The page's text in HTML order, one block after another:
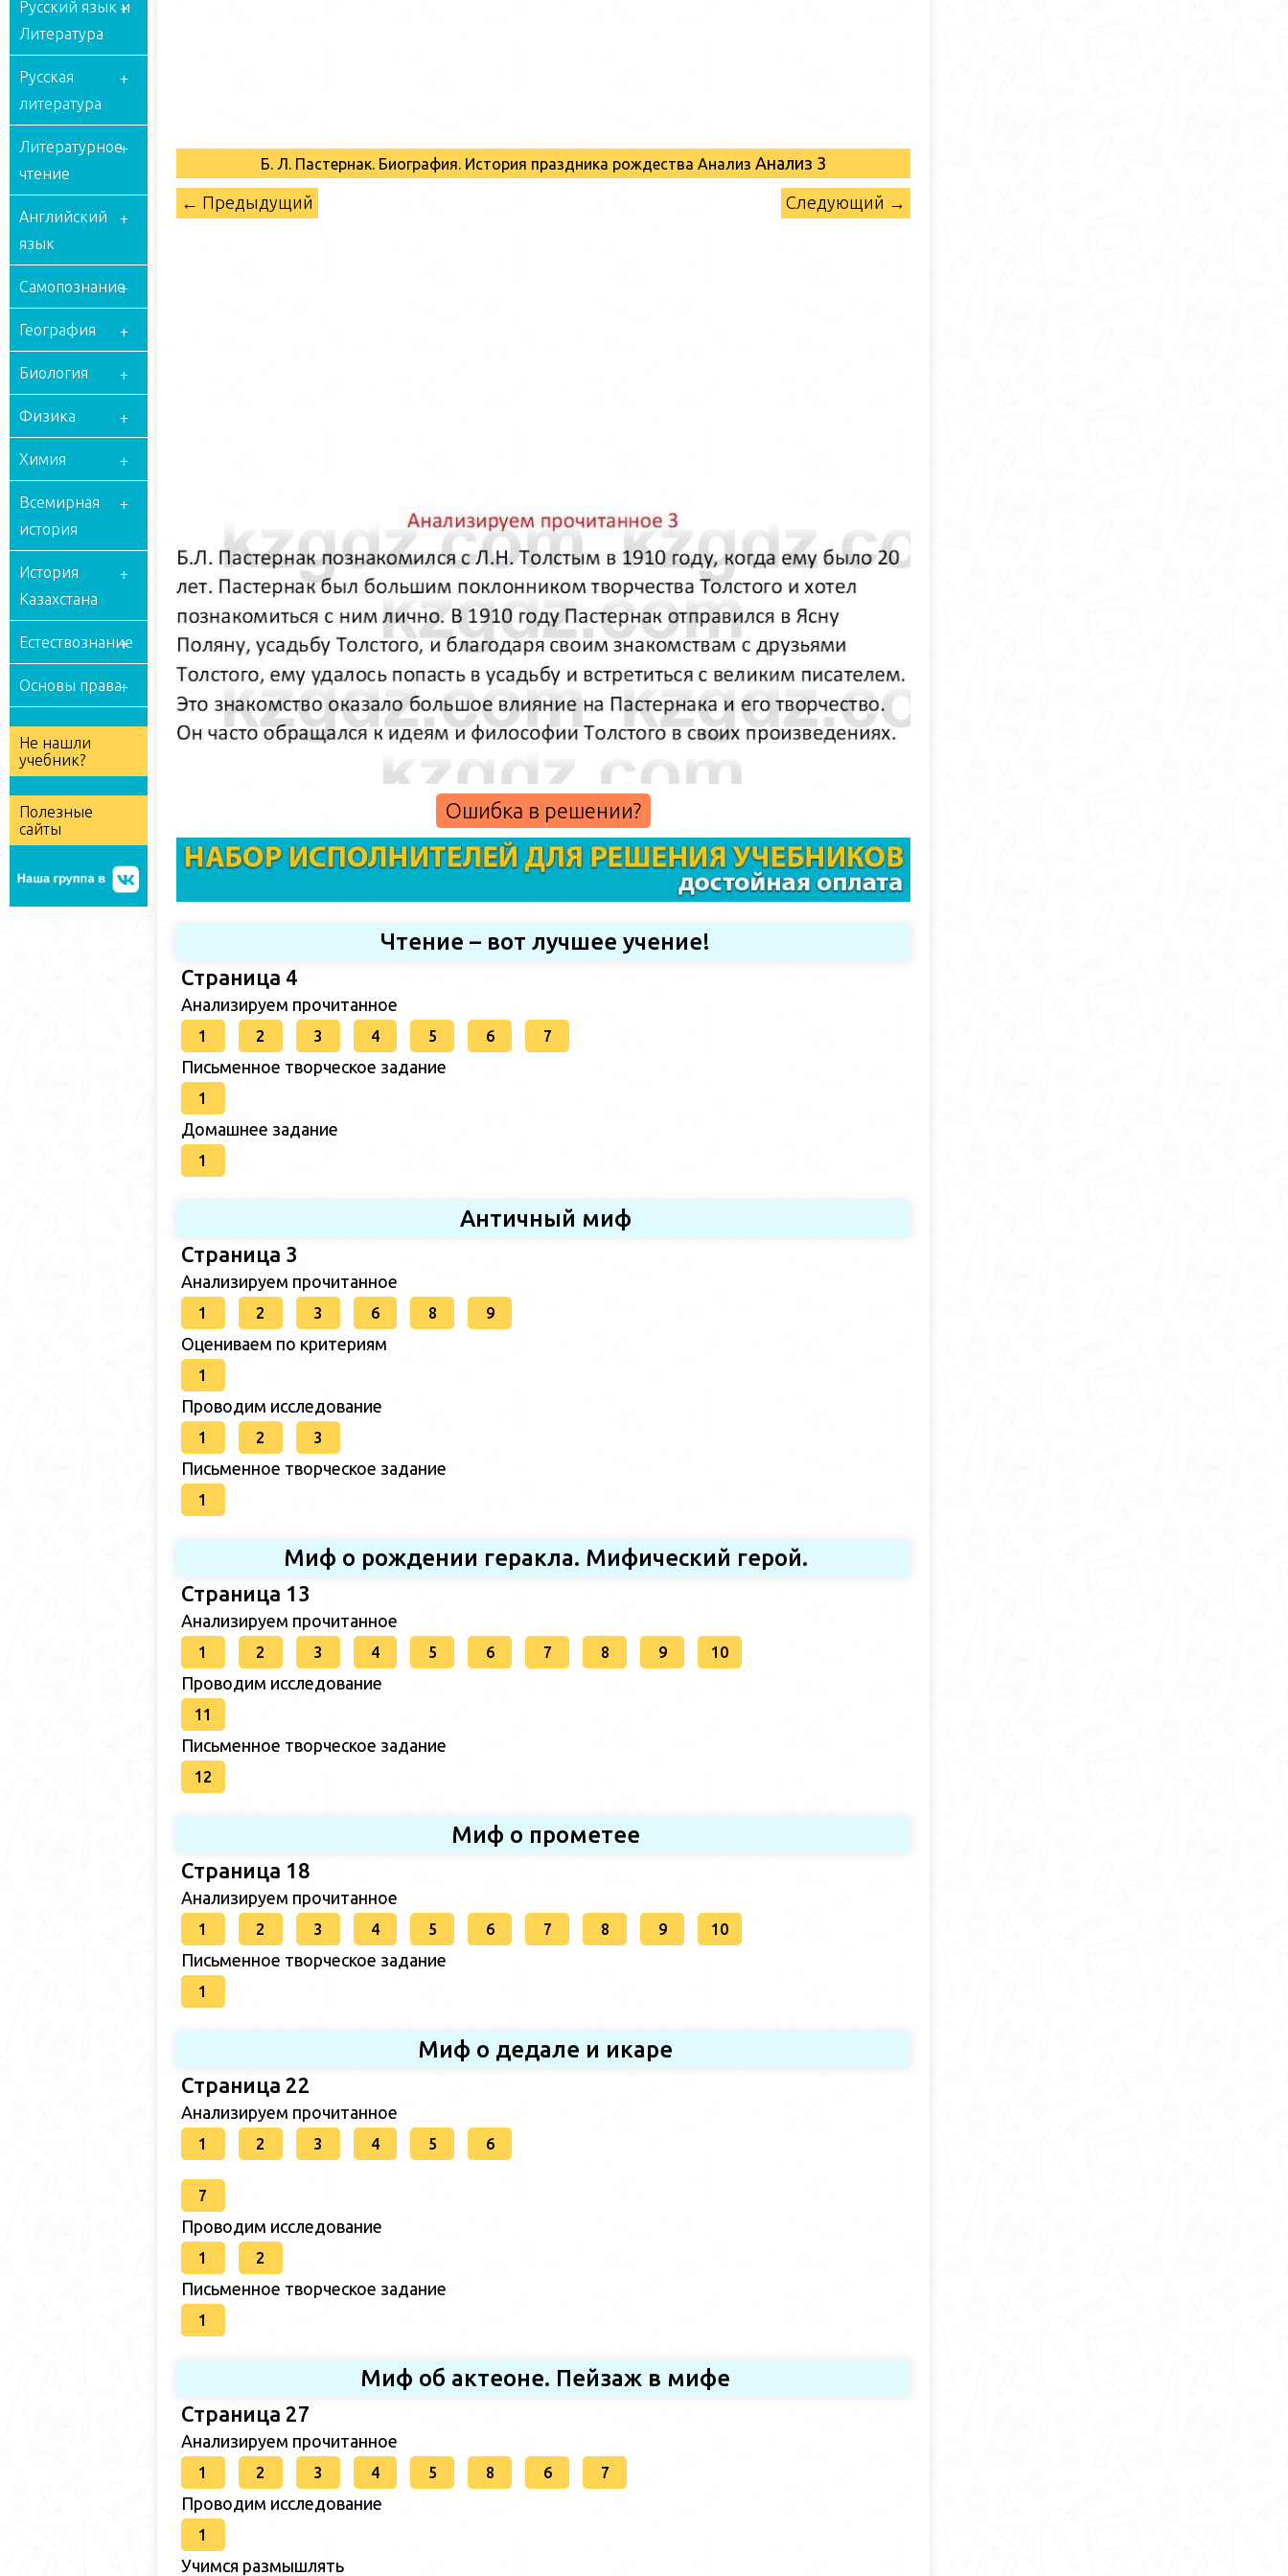
Русский язык и
Литература
Русская
литература
Литературное
чтение
Английский
язык
Самопознание
География
Биология
Физика
Химия
Всемирная
история
История
Казахстана
Естествознание
Основы права
Не нашли
учебник?
Полезные
сайты
Б. Л. Пастернак. Биография. История праздника рождества Анализ Анализ 3
← Предыдущий Следующий →
Ошибка в решении?
Чтение – вот лучшее учение!
Страница 4
Анализируем прочитанное
1 2 3 4 5 6 7
Письменное творческое задание
1
Домашнее задание
1
Античный миф
Страница 3
Анализируем прочитанное
1 2 3 6 8 9
Оцениваем по критериям
1
Проводим исследование
1 2 3
Письменное творческое задание
1
Миф о рождении геракла. Мифический герой.
Страница 13
Анализируем прочитанное
1 2 3 4 5 6 7 8 9 10
Проводим исследование
11
Письменное творческое задание
12
Миф о прометее
Страница 18
Анализируем прочитанное
1 2 3 4 5 6 7 8 9 10
Письменное творческое задание
1
Миф о дедале и икаре
Страница 22
Анализируем прочитанное
1 2 3 4 5 6
7
Проводим исследование
1 2
Письменное творческое задание
1
Миф об актеоне. Пейзаж в мифе
Страница 27
Анализируем прочитанное
1 2 3 4 5 8 6 7
Проводим исследование
1
Учимся размышлять